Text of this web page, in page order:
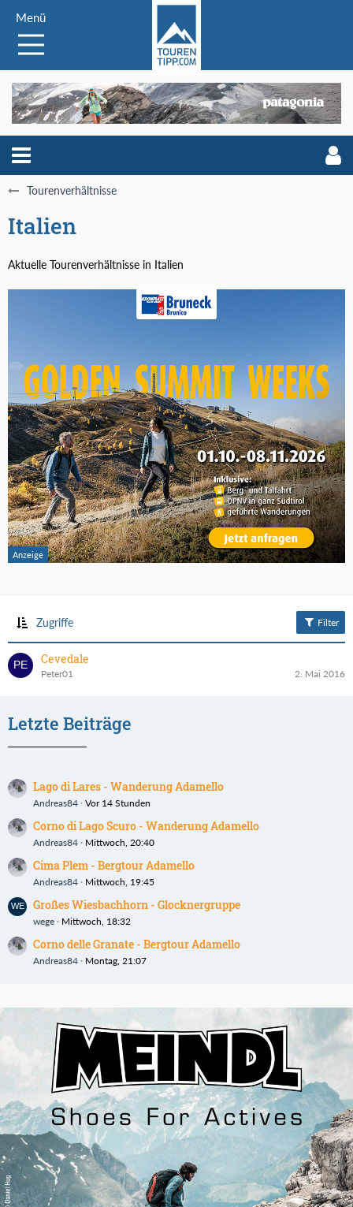
Menü
Tourenverhältnisse
Italien
Aktuelle Tourenverhältnisse in Italien
Zugriffe Filter
Cevedale
Peter01 2. Mai 2016
Letzte Beiträge
Lago di Lares - Wanderung Adamello
Andreas84 Vor 14 Stunden
Corno di Lago Scuro - Wanderung Adamello
Andreas84 Mittwoch, 20:40
Cima Plem - Bergtour Adamello
Andreas84 Mittwoch, 19:45
Großes Wiesbachhorn - Glocknergruppe
wege Mittwoch, 18:32
Corno delle Granate - Bergtour Adamello
Andreas84 Montag, 21:07